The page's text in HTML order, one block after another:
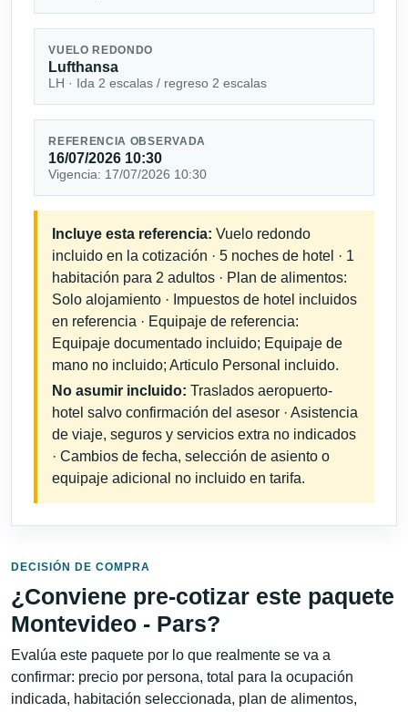
VUELO REDONDO
Lufthansa
LH · Ida 2 escalas / regreso 2 escalas
REFERENCIA OBSERVADA
16/07/2026 10:30
Vigencia: 17/07/2026 10:30
Incluye esta referencia: Vuelo redondo
incluido en la cotización · 5 noches de hotel · 1
habitación para 2 adultos · Plan de alimentos:
Solo alojamiento · Impuestos de hotel incluidos
en referencia · Equipaje de referencia:
Equipaje documentado incluido; Equipaje de
mano no incluido; Articulo Personal incluido.
No asumir incluido: Traslados aeropuerto-
hotel salvo confirmación del asesor · Asistencia
de viaje, seguros y servicios extra no indicados
· Cambios de fecha, selección de asiento o
equipaje adicional no incluido en tarifa.
DECISIÓN DE COMPRA
¿Conviene pre-cotizar este paquete
Montevideo - Pars?
Evalúa este paquete por lo que realmente se va a
confirmar: precio por persona, total para la ocupación
indicada, habitación seleccionada, plan de alimentos,